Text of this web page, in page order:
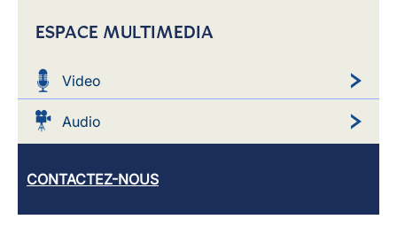
ESPACE MULTIMEDIA
Video
Audio
CONTACTEZ-NOUS